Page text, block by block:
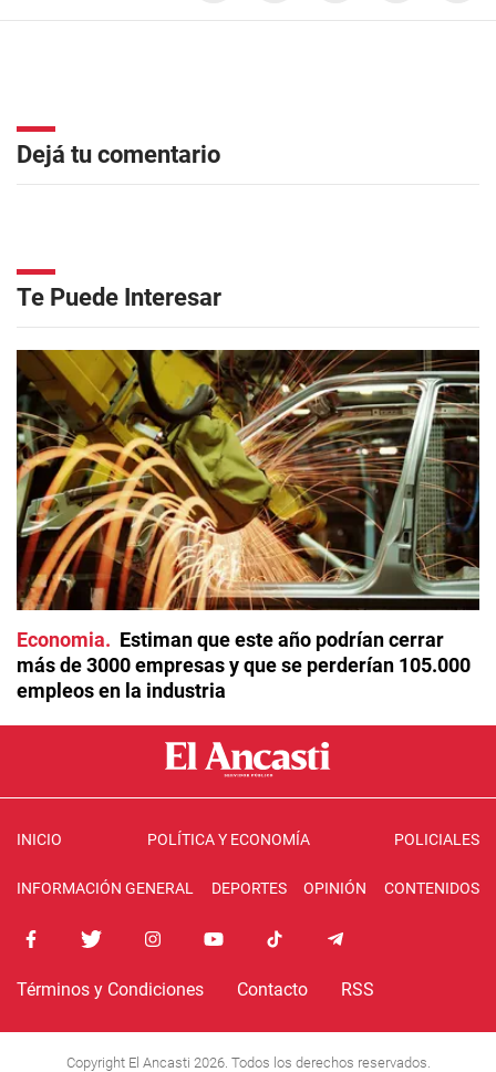
Dejá tu comentario
Te Puede Interesar
Economia
Estiman que este año podrían cerrar
más de 3000 empresas y que se perderían 105.000
empleos en la industria
INICIO POLÍTICA Y ECONOMÍA POLICIALES
INFORMACIÓN GENERAL DEPORTES OPINIÓN CONTENIDOS
Términos y Condiciones Contacto RSS
Copyright El Ancasti 2026. Todos los derechos reservados.